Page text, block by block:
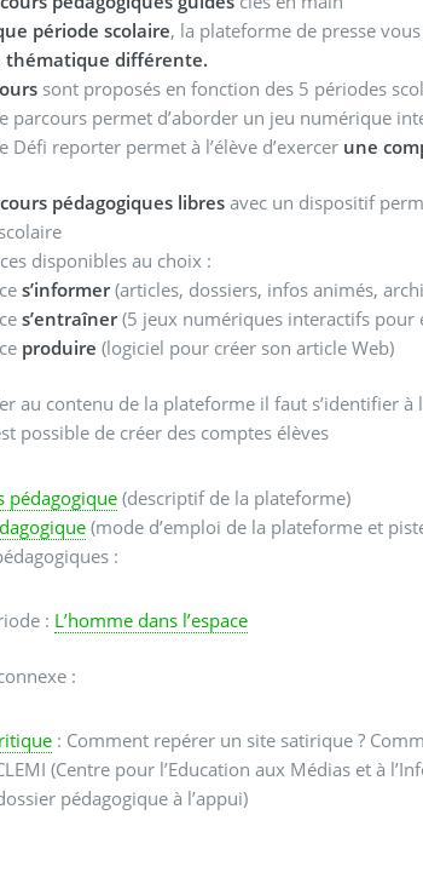
période scolaire, la plateforme de presse
thématique différente.
sont proposés en fonction des 5 périodes
parcours permet d’aborder un jeu numérique
Défi reporter permet à l’élève d’exercer une
pédagogiques libres avec un dispositif
disponibles au choix :
s’informer(articles, dossiers, infos animés,
s’entraîner(5 jeux numériques interactifs pour
produire(logiciel pour créer son article Web)
au contenu de la plateforme il faut s’identifier à
possible de créer des comptes élèves
pédagogique (descriptif de la plateforme)
(mode d’emploi de la plateforme et
:
: L’homme dans l’espace
:
: Comment repérer un site satirique ?
(Centre pour l’Education aux Médias et à
pédagogique à l’appui)